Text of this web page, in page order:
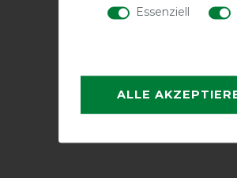
Essenziell
ALLE